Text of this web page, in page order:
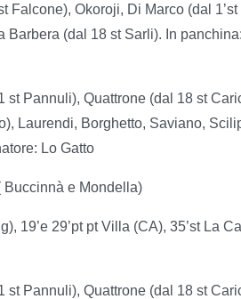
Falcone), Okoroji, Di Marco (dal
Barbera (dal 18 st Sarli). In
Pannuli), Quattrone (dal 18 st
Laurendi, Borghetto, Saviano,
Lo Gatto
Buccinnà e Mondella)
19’e 29’pt pt Villa (CA), 35’st La
Pannuli), Quattrone (dal 18 st